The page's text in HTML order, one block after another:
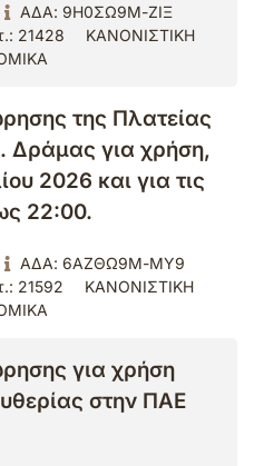
ΑΔΑ: 9Η0ΣΩ9Μ-ΖΙΞ
21428
ΚΑΝΟΝΙΣΤΙΚΗ
της Πλατείας
Δράμας για χρήση,
2026 και για τις
22:00.
ΑΔΑ: 6ΑΖΘΩ9Μ-ΜΥ9
21592
ΚΑΝΟΝΙΣΤΙΚΗ
για χρήση
στην ΠΑΕ